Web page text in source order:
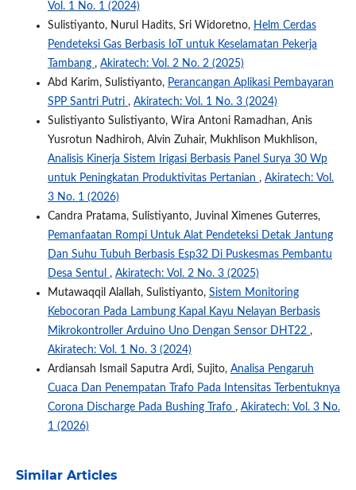
Vol. 1 No. 1 (2024)
Sulistiyanto, Nurul Hadits, Sri Widoretno, Helm Cerdas
Pendeteksi Gas Berbasis IoT untuk Keselamatan Pekerja
Tambang , Akiratech: Vol. 2 No. 2 (2025)
Abd Karim, Sulistiyanto, Perancangan Aplikasi Pembayaran
SPP Santri Putri , Akiratech: Vol. 1 No. 3 (2024)
Sulistiyanto Sulistiyanto, Wira Antoni Ramadhan, Anis
Yusrotun Nadhiroh, Alvin Zuhair, Mukhlison Mukhlison,
Analisis Kinerja Sistem Irigasi Berbasis Panel Surya 30 Wp
untuk Peningkatan Produktivitas Pertanian , Akiratech: Vol.
3 No. 1 (2026)
Candra Pratama, Sulistiyanto, Juvinal Ximenes Guterres,
Pemanfaatan Rompi Untuk Alat Pendeteksi Detak Jantung
Dan Suhu Tubuh Berbasis Esp32 Di Puskesmas Pembantu
Desa Sentul , Akiratech: Vol. 2 No. 3 (2025)
Mutawaqqil Alallah, Sulistiyanto, Sistem Monitoring
Kebocoran Pada Lambung Kapal Kayu Nelayan Berbasis
Mikrokontroller Arduino Uno Dengan Sensor DHT22 ,
Akiratech: Vol. 1 No. 3 (2024)
Ardiansah Ismail Saputra Ardi, Sujito, Analisa Pengaruh
Cuaca Dan Penempatan Trafo Pada Intensitas Terbentuknya
Corona Discharge Pada Bushing Trafo , Akiratech: Vol. 3 No.
1 (2026)
Similar Articles